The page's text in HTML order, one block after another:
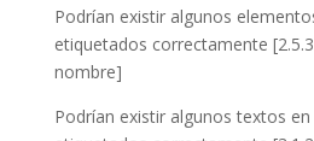
Podrían existir algunos
etiquetados correctamente
nombre]
Podrían existir algunos textos